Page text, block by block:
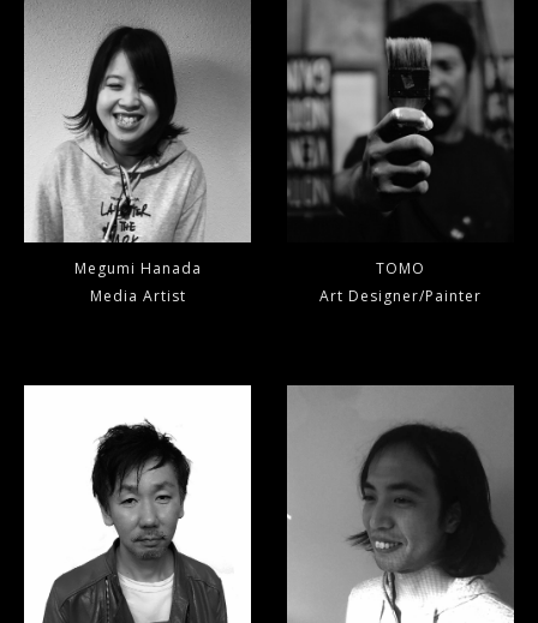
Megumi Hanada
Media Artist
TOMO
Art Designer/Painter